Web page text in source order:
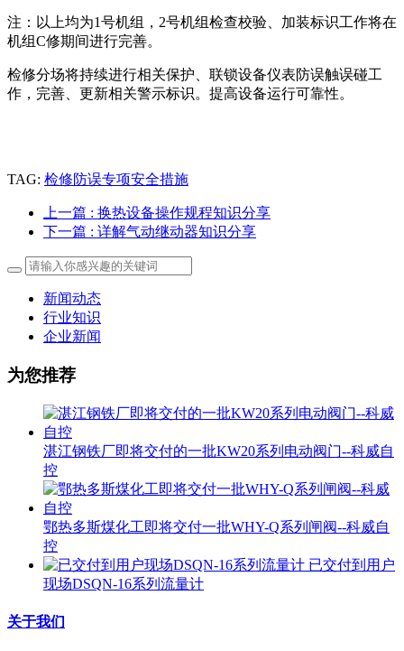
注：以上均为1号机组，2号机组检查校验、加装标识工作将在
机组C修期间进行完善。
检修分场将持续进行相关保护、联锁设备仪表防误触误碰工
作，完善、更新相关警示标识。提高设备运行可靠性。
TAG: 检修防误专项安全措施
上一篇 : 换热设备操作规程知识分享
下一篇 : 详解气动继动器知识分享
新闻动态
行业知识
企业新闻
为您推荐
湛江钢铁厂即将交付的一批KW20系列电动阀门--科威自
控
鄂热多斯煤化工即将交付一批WHY-Q系列闸阀--科威自
控
已交付到用户
现场DSQN-16系列流量计
关于我们